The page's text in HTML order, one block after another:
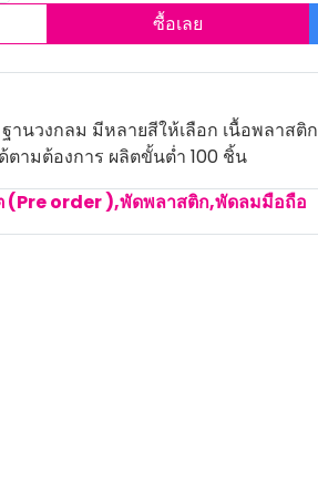
ซื้อเลย
านวงกลม มีหลายสีให้เลือก เนื้อพลาสติก
ามต้องการ ผลิตขั้นต่ำ 100 ชิ้น
(Pre order ),พัดพลาสติก,พัดลมมือถือ